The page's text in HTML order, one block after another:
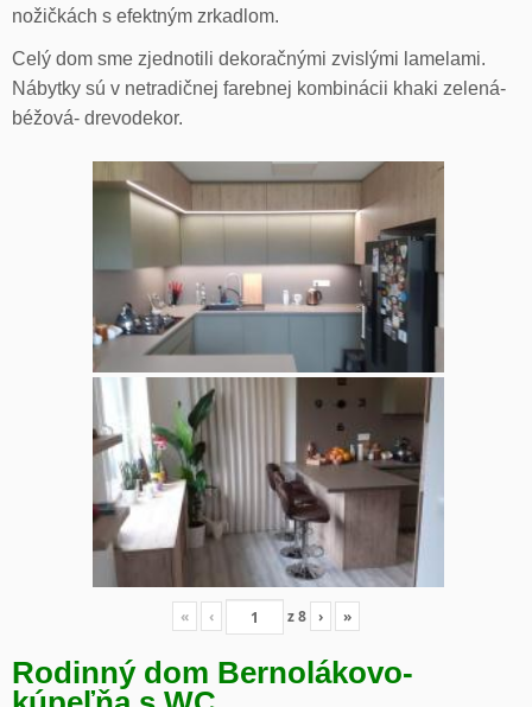
nožičkách s efektným zrkadlom.
Celý dom sme zjednotili dekoračnými zvislými lamelami.
Nábytky sú v netradičnej farebnej kombinácii khaki zelená-
béžová- drevodekor.
« ‹ z8 › »
Rodinný dom Bernolákovo-